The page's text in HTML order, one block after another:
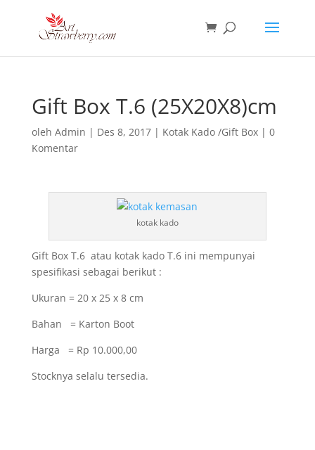
Gift Box T.6 (25X20X8)cm
oleh Admin | Des 8, 2017| Kotak Kado /Gift Box| 0
Komentar
kotak kado
Gift Box T.6 atau kotak kado T.6 ini mempunyai
spesifikasi sebagai berikut :
Ukuran = 20 x 25 x 8 cm
Bahan = Karton Boot
Harga = Rp 10.000,00
Stocknya selalu tersedia.